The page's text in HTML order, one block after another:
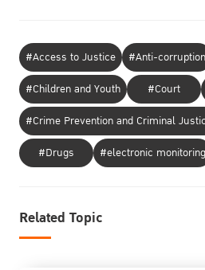
#Access to Justice #Anti-corruption
#Children and Youth
#Court
#Crime Prevention and Criminal
#Drugs
#electronic monitoring
Related Topic